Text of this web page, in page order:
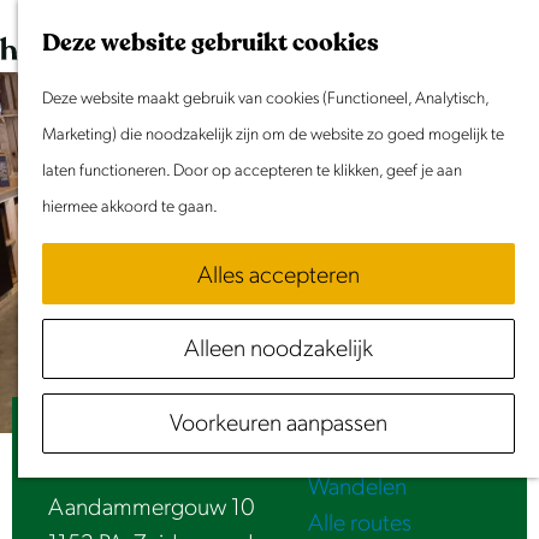
Deze website gebruikt cookies
Deze website maakt gebruik van cookies (Functioneel, Analytisch,
Marketing) die noodzakelijk zijn om de website zo goed mogelijk te
laten functioneren. Door op accepteren te klikken, geef je aan
hiermee akkoord te gaan.
Alles accepteren
Alleen noodzakelijk
Voorkeuren aanpassen
G
a
n
a
a
r
d
e
h
o
m
e
K
a
r
t
Z
e
k
e
n
e
n
u
Evenement aanmelden
Doen & Beleven
Zomer in Laag Holland
Met kinderen
Samen eropuit
Rust & Stilte
Activiteiten
Routes
Fietsen
Varen
Wandelen
Alle routes
Boerderijwinkel Arken AE
Aandammergouw 10